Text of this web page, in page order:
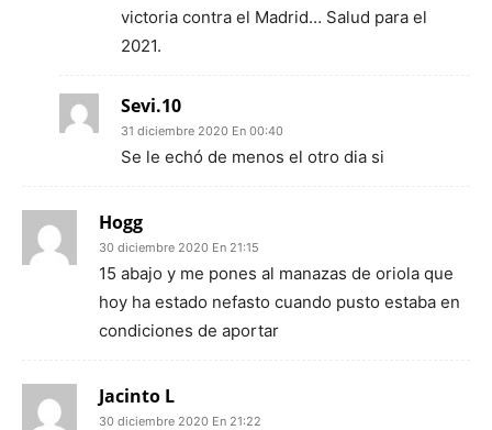
victoria contra el Madrid… Salud para el
2021.
Sevi.10
31 diciembre 2020 En 00:40
Se le echó de menos el otro dia si
Hogg
30 diciembre 2020 En 21:15
15 abajo y me pones al manazas de oriola que
hoy ha estado nefasto cuando pusto estaba en
condiciones de aportar
Jacinto L
30 diciembre 2020 En 21:22